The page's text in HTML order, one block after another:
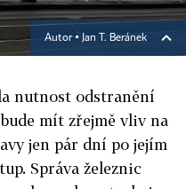
Autor ▪ Jan T. Beránek
nutnost odstranění
mít zřejmě vliv na
jen pár dní po jejím
Správa železnic